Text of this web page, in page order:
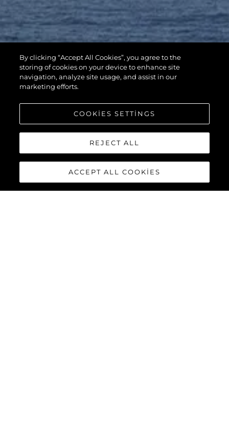
By clicking “Accept All Cookies”, you agree to the
storing of cookies on your device to enhance site
navigation, analyze site usage, and assist in our
marketing efforts.
COOKIES SETTINGS
REJECT ALL
ACCEPT ALL COOKIES